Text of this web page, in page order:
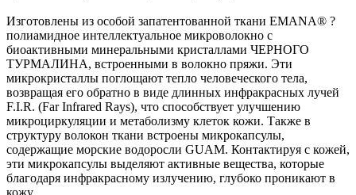
Изготовлены из особой запатентованной ткани EMANA® ?
полиамидное интеллектуальное микроволокно с
биоактивными минеральными кристаллами ЧЕРНОГО
ТУРМАЛИНА, встроенными в волокно пряжи. Эти
микрокристаллы поглощают тепло человеческого тела,
возвращая его обратно в виде длинных инфракрасных лучей
F.I.R. (Far Infrared Rays), что способствует улучшению
микроциркуляции и метаболизму клеток кожи. Также в
структуру волокон ткани встроены микрокапсулы,
содержащие морские водоросли GUAM. Контактируя с кожей,
эти микрокапсулы выделяют активные вещества, которые
благодаря инфракрасному излучению, глубоко проникают в
кожу.